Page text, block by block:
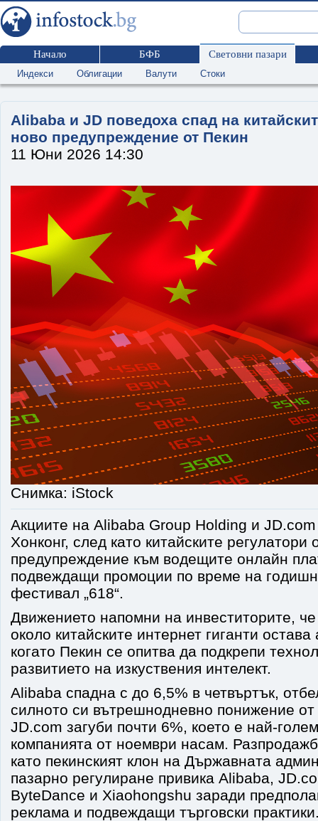
Начало БФБ Световни пазари
Индекси Облигации Валути Стоки
Alibaba и JD поведоха спад на
ново предупреждение от Пекин
11 Юни 2026 14:30
Снимка: iStock
Акциите на Alibaba Group Holding и JD.com
Хонконг, след като китайските регулатори
предупреждение към водещите онлайн
подвеждащи промоции по време на
фестивал „618“.
Движението напомни на инвеститорите, че
около китайските интернет гиганти
когато Пекин се опитва да подкрепи
развитието на изкуствения интелект.
Alibaba спадна с до 6,5% в четвъртък,
силното си вътрешнодневно понижение
JD.com загуби почти 6%, което е най-
компанията от ноември насам.
като пекинският клон на Държавната
пазарно регулиране привика Alibaba,
ByteDance и Xiaohongshu заради
реклама и подвеждащи търговски